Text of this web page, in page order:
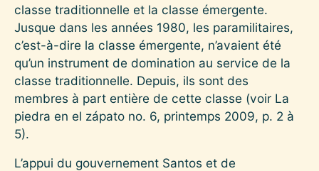
classe traditionnelle et la classe émergente.
Jusque dans les années 1980, les paramilitaires,
c’est-à-dire la classe émergente, n’avaient été
qu’un instrument de domination au service de la
classe traditionnelle. Depuis, ils sont des
membres à part entière de cette classe (voir La
piedra en el zápato no. 6, printemps 2009, p. 2 à
5).
L’appui du gouvernement Santos et de